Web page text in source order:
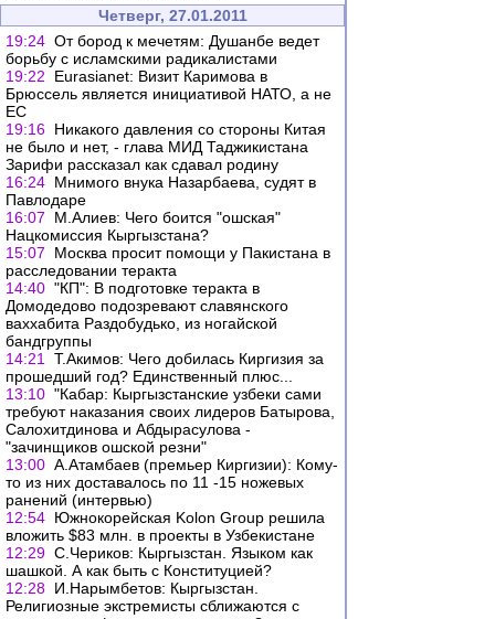
Четверг, 27.01.2011
19:24 От бород к мечетям: Душанбе ведет
борьбу с исламскими радикалистами
19:22
Eurasianet: Визит Каримова в
Брюссель является инициативой НАТО, а не
ЕС
19:16 Никакого давления со стороны Китая
не было и нет, - глава МИД Таджикистана
Зарифи рассказал как сдавал родину
16:24 Мнимого внука Назарбаева, судят в
Павлодаре
16:07
М.Алиев: Чего боится "ошская"
Нацкомиссия Кыргызстана?
15:07
Москва просит помощи у Пакистана в
расследовании теракта
14:40 "КП": В подготовке теракта в
Домодедово подозревают славянского
ваххабита Раздобудько, из ногайской
бандгруппы
14:21
Т.Акимов: Чего добилась Киргизия за
прошедший год? Единственный плюс...
13:10 "Кабар: Кыргызстанские узбеки сами
требуют наказания своих лидеров Батырова,
Салохитдинова и Абдырасулова -
"зачинщиков ошской резни"
13:00 А.Атамбаев (премьер Киргизии): Кому-
то из них доставалось по 11 -15 ножевых
ранений (интервью)
12:54 Южнокорейская Kolon Group решила
вложить $83 млн. в проекты в Узбекистане
12:29 С.Чериков: Кыргызстан. Языком как
шашкой. А как быть с Конституцией?
12:28 И.Нарымбетов: Кыргызстан.
Религиозные экстремисты сближаются с